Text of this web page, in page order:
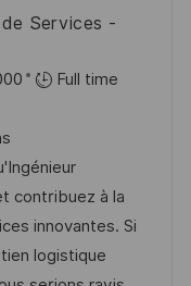
Services -
Full time
contribuez à la
innovantes. Si
logistique